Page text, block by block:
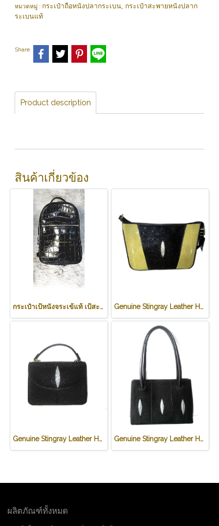
หมวดหมู่ : กระเป๋าถือหนังปลากระเบน, กระเป๋าสะพายหนังปลาก
ระเบนแท้
Share
Product description
สินค้าเกี่ยวข้อง
กระเป๋าเป้หนังจระเข้แท้ เป้สะพายหลัง สำหรับหญิงหรือชาย สีดำ CODE: #CRW0222BP-BL Genuine Stingray Leather Handbag in Green Stingray Skin #STW1012H-GR
Genuine Stingray Leather Handbag in Black Stingray Skin #STW385H Genuine Stingray Leather Handbag in Black Stingray Skin #STW1007H
ผลิตภัณฑ์ทั้งหมด